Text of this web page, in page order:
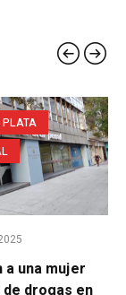
PLATA
a una mujer
drogas en